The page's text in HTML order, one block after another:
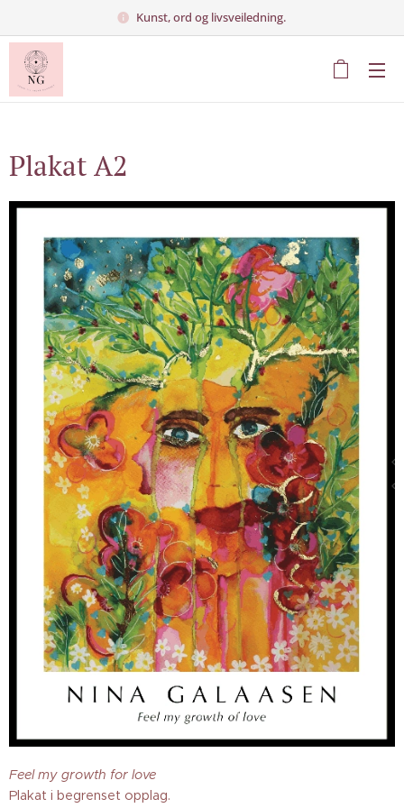
Kunst, ord og livsveiledning.
Plakat A2
Feel my growth for love
Plakat i begrenset opplag.